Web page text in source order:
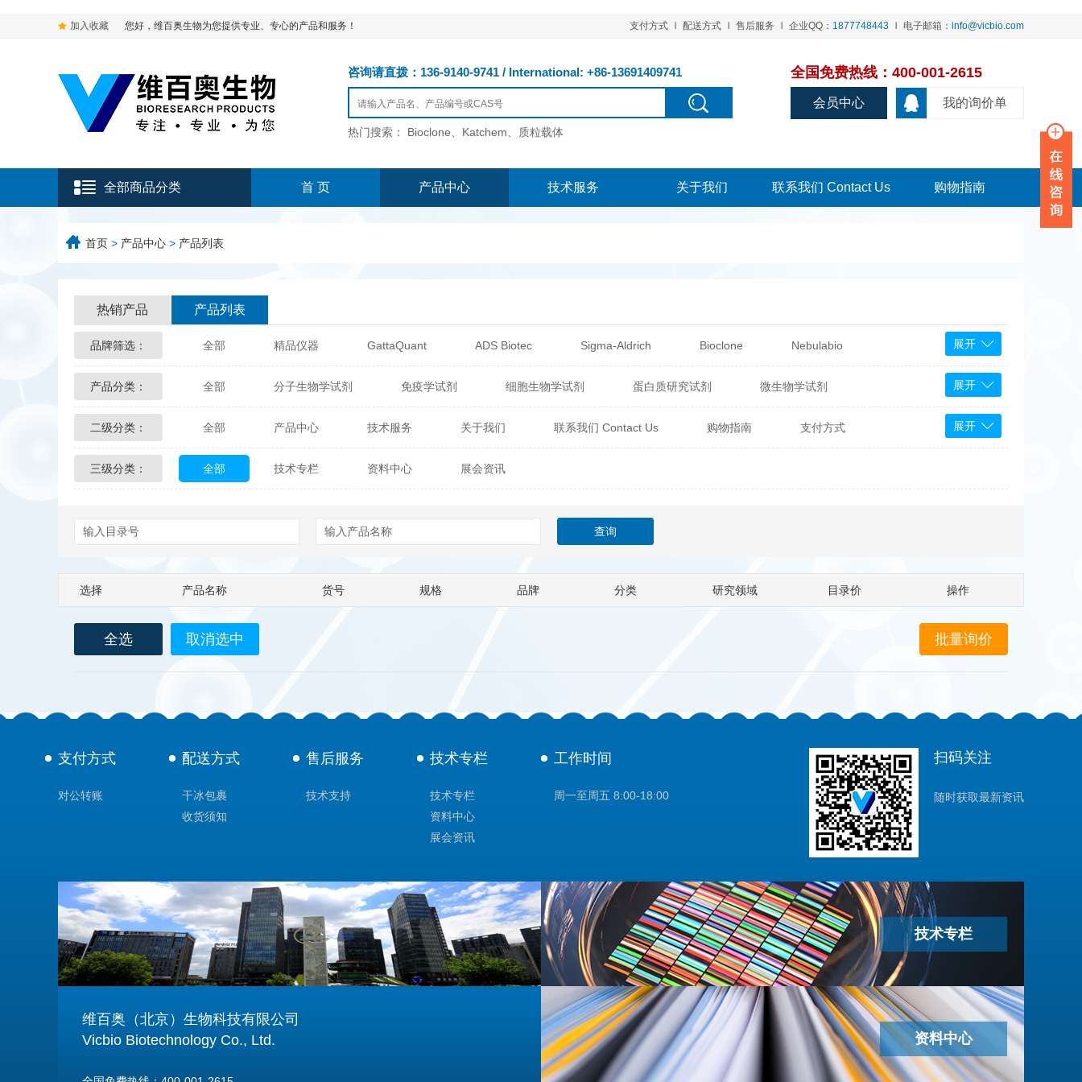
加入收藏 您好，维百奥生物为您提供专业、专心的产品和服务！ 支付方式 配送方式 售后服务 企业QQ： 1877748443 电子邮箱： info@vicbio.com
咨询请直拨：136-9140-9741 / International: +86-13691409741
热门搜索： Bioclone、Katchem、质粒载体
全国免费热线：400-001-2615
我的询价单
会员中心
全部商品分类 首 页 产品中心 技术服务 关于我们 联系我们 Contact Us 购物指南
首页 > 产品中心 > 产品列表
热销产品 产品列表
品牌筛选： 全部 精品仪器 GattaQuant ADS Biotec Sigma-Aldrich Bioclone Nebulabio
Glycon Biochem Sterlitech 热销产品 辰辉创聚生物® (Nebulabio) BPS Bioscience
Echelon Biosciences Verichem Laboratories Vicbio Biotech Click Chemistry Tools Bioassay Systems
Affinity Biologicals Kingfisher Biotech Vector Labs
Berry & Associates Hybrid Plastics Milenia Biotec Sunrise Science
LGC Maine Standards
展开
产品分类： 全部 分子生物学试剂 免疫学试剂 细胞生物学试剂 蛋白质研究试剂 微生物学试剂
化学及生物化学试剂 材料学试剂 仪器及设备 耗材及常用物品 其他产品
展开
二级分类： 全部 产品中心 技术服务 关于我们 联系我们 Contact Us 购物指南 支付方式
配送方式 售后服务 技术专栏
展开
三级分类： 全部 技术专栏 资料中心 展会资讯
选择 产品名称 货号 规格 品牌 分类 研究领域 目录价 操作
全选 取消选中
支付方式
对公转账
配送方式
干冰包裹
收货须知
售后服务
技术支持
技术专栏
技术专栏
资料中心
展会资讯
工作时间
周一至周五 8:00-18:00
扫码关注
随时获取最新资讯
维百奥（北京）生物科技有限公司
Vicbio Biotechnology Co., Ltd.
技术专栏
资料中心